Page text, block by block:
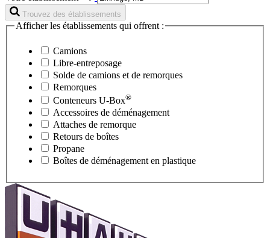
Trouvez des établissements
Afficher les établissements qui offrent :
Camions
Libre-entreposage
Solde de camions et de remorques
Remorques
Conteneurs U-Box®
Accessoires de déménagement
Attaches de remorque
Retours de boîtes
Propane
Boîtes de déménagement en plastique